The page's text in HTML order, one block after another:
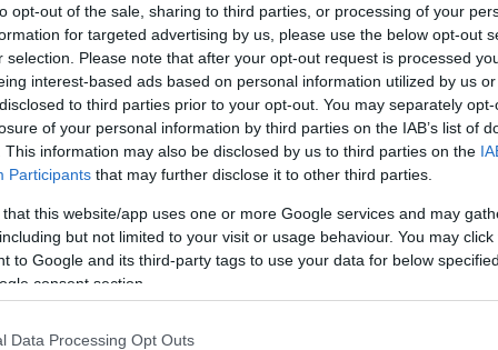
opt-out of the sale, sharing to third parties, or processing of your
for targeted advertising by us, please use the below opt-out
selection. Please note that after your opt-out request is processed
interest-based ads based on personal information utilized by us
to third parties prior to your opt-out. You may separately
of your personal information by third parties on the IAB’s list of
This information may also be disclosed by us to third parties on the
Participants that may further disclose it to other third parties.
that this website/app uses one or more Google services and may
but not limited to your visit or usage behaviour. You may
to Google and its third-party tags to use your data for below
consent section.
Data Processing Opt Outs
διπλό στόχο: από τη μία να στηρίξει την εγχώρια
τις επιχειρήσεις να ενισχύσουν ή να διευρύνουν την
μικρές και μεσαίες επιχειρήσεις, οι οποίες θέλουν
πιστοποιήσεις, προβολή και ανθρώπινο
«Παράγουμε στην Ελλάδα»
επενδύσεις που συνδέονται άμεσα με την
της ανταγωνιστικότητας.
μέσα από επενδύσεις σε σύγχρονο
της παραγωγικής δυναμικότητας, αλλά και η βελτίωση